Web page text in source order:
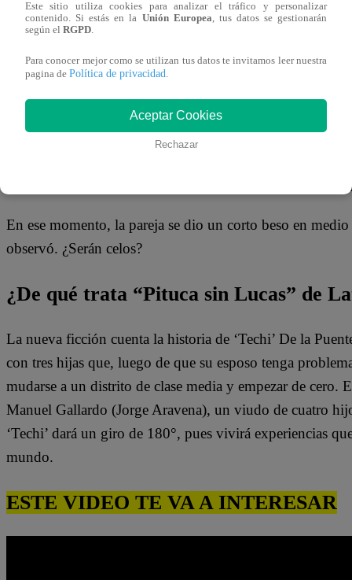
Y, aunque Micaela lo negó en un inicio, terminó
En ese momento, la pareja se dio un corto beso en
observó. ¿Serán celos?
¿De qué trata “Pituca sin Lucas” de
La nueva ficción cuenta la historia de ‘Techi’ De la
con tres hijas que, luego de que su esposo tenga
mudarse a un distrito de clase media y empezar de cero.
Manuel Gallardo (Jorge Aravena), un viudo de cuatro
‘Techi’ dará un giro de 180°, pues vivirá experiencias
mundo.
ESTE VIDEO TE VA A INTERESAR
Este sitio utiliza cookies para analizar el tráfico y personalizar
contenido. Si estás en la Unión Europea, tus datos se gestionarán
según el RGPD.
Para conocer mejor como se utilizan tus datos te invitamos leer nuestra
pagina de Política de privacidad.
Aceptar Cookies
Rechazar